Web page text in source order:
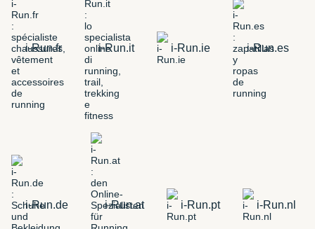
i-Run.fr i-Run.it i-Run.ie i-Run.es
i-Run.de i-Run.at i-Run.pt i-Run.nl